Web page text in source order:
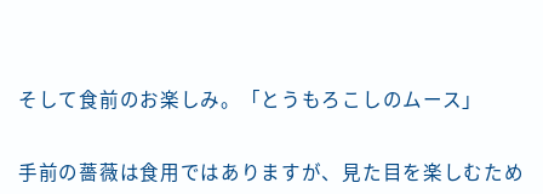
そして食前のお楽しみ。「とうもろこしのムース」
手前の薔薇は食用ではありますが、見た目を楽しむため